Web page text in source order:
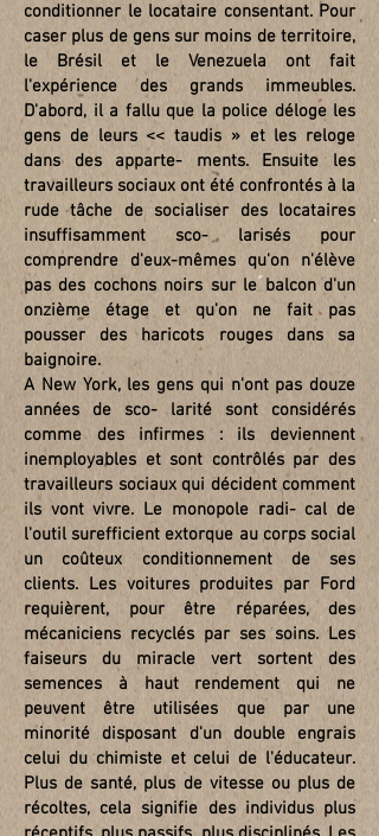
conditionner le locataire consentant. Pour
caser plus de gens sur moins de territoire,
le Brésil et le Venezuela ont fait
l'expérience des grands immeubles.
D'abord, il a fallu que la police déloge les
gens de leurs << taudis » et les reloge
dans des apparte- ments. Ensuite les
travailleurs sociaux ont été confrontés à la
rude tâche de socialiser des locataires
insuffisamment sco- larisés pour
comprendre d'eux-mêmes qu'on n'élève
pas des cochons noirs sur le balcon d'un
onzième étage et qu'on ne fait pas
pousser des haricots rouges dans sa
baignoire.
A New York, les gens qui n'ont pas douze
années de sco- larité sont considérés
comme des infirmes : ils deviennent
inemployables et sont contrôlés par des
travailleurs sociaux qui décident comment
ils vont vivre. Le monopole radi- cal de
l'outil surefficient extorque au corps social
un coûteux conditionnement de ses
clients. Les voitures produites par Ford
requièrent, pour être réparées, des
mécaniciens recyclés par ses soins. Les
faiseurs du miracle vert sortent des
semences à haut rendement qui ne
peuvent être utilisées que par une
minorité disposant d'un double engrais
celui du chimiste et celui de l'éducateur.
Plus de santé, plus de vitesse ou plus de
récoltes, cela signifie des individus plus